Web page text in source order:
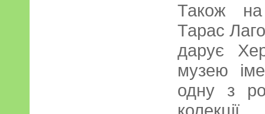
Також на
Тарас
дарує
музею
одну з